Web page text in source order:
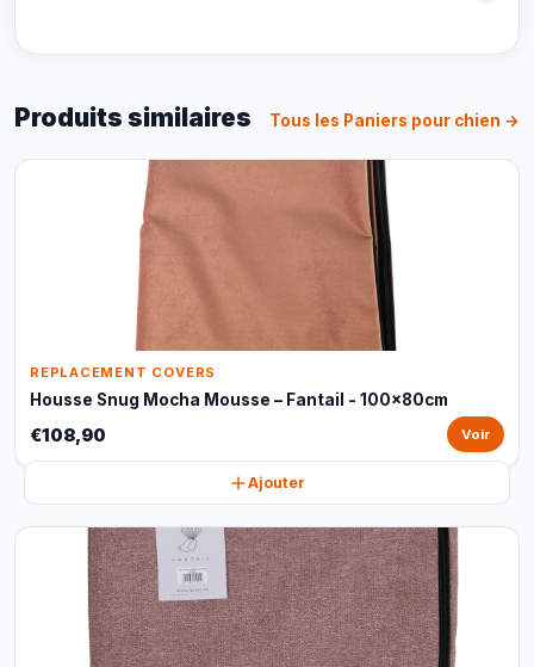
Produits similaires Tous les Paniers pour chien →
REPLACEMENT COVERS
Housse Snug Mocha Mousse – Fantail - 100x80cm
€108,90 Voir
Ajouter